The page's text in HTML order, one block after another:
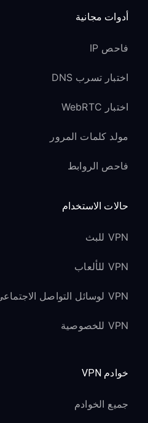
أدوات مجانية
فاحص IP
اختبار تسرب DNS
اختبار WebRTC
مولد كلمات المرور
فاحص الروابط
حالات الاستخدام
VPN للبث
VPN للألعاب
VPN لوسائل التواصل الاجتماعي
VPN للخصوصية
خوادم VPN
جميع الخوادم